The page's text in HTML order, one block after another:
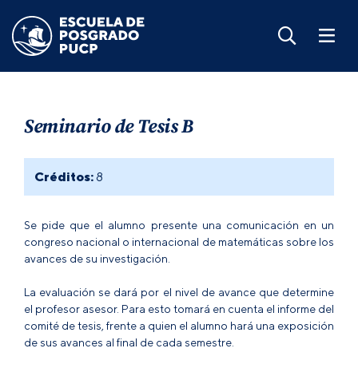
Seminario de Tesis B
Créditos: 8
Se pide que el alumno presente una comunicación en un
congreso nacional o internacional de matemáticas sobre los
avances de su investigación.
La evaluación se dará por el nivel de avance que determine
el profesor asesor. Para esto tomará en cuenta el informe del
comité de tesis, frente a quien el alumno hará una exposición
de sus avances al final de cada semestre.